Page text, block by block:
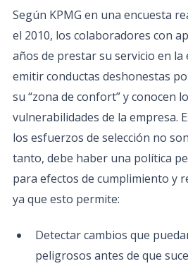
Según KPMG en una encuesta
el 2010, los colaboradores con
años de prestar su servicio en la
emitir conductas deshonestas
su “zona de confort” y conocen
vulnerabilidades de la empresa.
los esfuerzos de selección no
tanto, debe haber una política
para efectos de cumplimiento y
ya que esto permite:
Detectar cambios que
peligrosos antes de que